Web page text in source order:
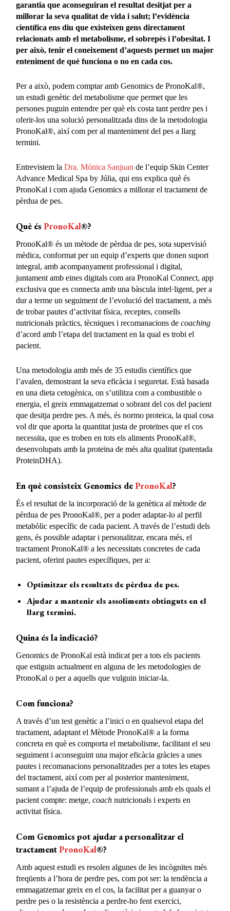
garantia que aconseguiran el resultat desitjat per a
millorar la seva qualitat de vida i salut; l’evidència
científica ens diu que existeixen gens directament
relacionats amb el metabolisme, el sobrepès i l’obesitat. I
per això, tenir el coneixement d’aquests permet un major
enteniment de què funciona o no en cada cos.
Per a això, podem comptar amb Genomics de PronoKal®,
un estudi genètic del metabolisme que permet que les
persones puguin entendre per què els costa tant perdre pes i
oferir-los una solució personalitzada dins de la metodologia
PronoKal®, així com per al manteniment del pes a llarg
termini.
Entrevistem laDra. Mónica Sanjuan de l’equip Skin Center
Advance Medical Spa by Júlia, qui ens explica què és
PronoKal i com ajuda Genomics a millorar el tractament de
pèrdua de pes.
Què ésPronoKal®?
PronoKal® és un mètode de pèrdua de pes, sota supervisió
mèdica, conformat per un equip d’experts que donen suport
integral, amb acompanyament professional i digital,
juntament amb eines digitals com ara PronoKal Connect, app
exclusiva que es connecta amb una bàscula intel·ligent, per a
dur a terme un seguiment de l’evolució del tractament, a més
de trobar pautes d’activitat física, receptes, consells
nutricionals pràctics, tècniques i recomanacions decoaching
d’acord amb l’etapa del tractament en la qual es trobi el
pacient.
Una metodologia amb més de 35 estudis científics que
l’avalen, demostrant la seva eficàcia i seguretat. Està basada
en una dieta cetogènica, on s’utilitza com a combustible o
energia, el greix emmagatzemat o sobrant del cos del pacient
que desitja perdre pes. A més, és normo proteica, la qual cosa
vol dir que aporta la quantitat justa de proteïnes que el cos
necessita, que es troben en tots els aliments PronoKal®,
desenvolupats amb la proteïna de més alta qualitat (patentada
ProteinDHA).
En què consisteix Genomics dePronoKal?
És el resultat de la incorporació de la genètica al mètode de
pèrdua de pes PronoKal®, per a poder adaptar-lo al perfil
metabòlic específic de cada pacient. A través de l’estudi dels
gens, és possible adaptar i personalitzar, encara més, el
tractament PronoKal® a les necessitats concretes de cada
pacient, oferint pautes específiques, per a:
Optimitzar els resultats de pèrdua de pes.
Ajudar a mantenir els assoliments obtinguts en el
llarg termini.
Quina és la indicació?
Genomics de PronoKal està indicat per a tots els pacients
que estiguin actualment en alguna de les metodologies de
PronoKal o per a aquells que vulguin iniciar-la.
Com funciona?
A través d’un test genètic a l’inici o en qualsevol etapa del
tractament, adaptant el Mètode PronoKal® a la forma
concreta en què es comporta el metabolisme, facilitant el seu
seguiment i aconseguint una major eficàcia gràcies a unes
pautes i recomanacions personalitzades per a totes les etapes
del tractament, així com per al posterior manteniment,
sumant a l’ajuda de l’equip de professionals amb els quals el
pacient compte: metge,coach nutricionals i experts en
activitat física.
Com Genomics pot ajudar a personalitzar el
tractamentPronoKal®?
Amb aquest estudi es resolen algunes de les incògnites més
freqüents a l’hora de perdre pes, com pot ser: la tendència a
emmagatzemar greix en el cos, la facilitat per a guanyar o
perdre pes o la resistència a perdre-ho fent exercici,